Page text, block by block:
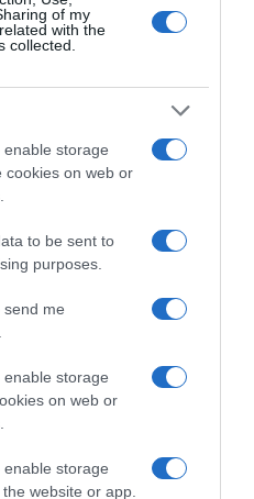
of my
with the
collected.
storage
cookies on web or
to be sent to
purposes.
send me
storage
on web or
storage
website or app.
της έρευνας –
στον συλληφθέντα
περιστατικά που
και κλοπές